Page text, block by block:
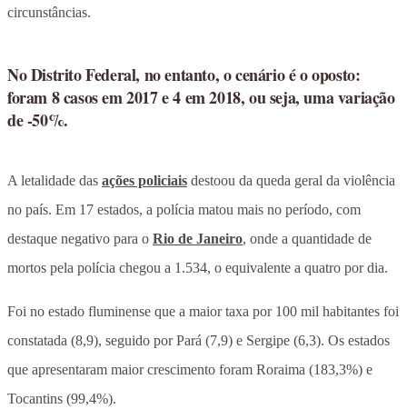
circunstâncias.
No Distrito Federal, no entanto, o cenário é o oposto:
foram 8 casos em 2017 e 4 em 2018, ou seja, uma variação
de -50%.
A letalidade das ações policiais destoou da queda geral da violência
no país. Em 17 estados, a polícia matou mais no período, com
destaque negativo para o Rio de Janeiro, onde a quantidade de
mortos pela polícia chegou a 1.534, o equivalente a quatro por dia.
Foi no estado fluminense que a maior taxa por 100 mil habitantes foi
constatada (8,9), seguido por Pará (7,9) e Sergipe (6,3). Os estados
que apresentaram maior crescimento foram Roraima (183,3%) e
Tocantins (99,4%).